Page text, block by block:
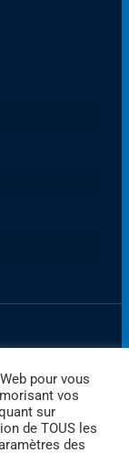
pour vous
vos
sur
de TOUS les
des